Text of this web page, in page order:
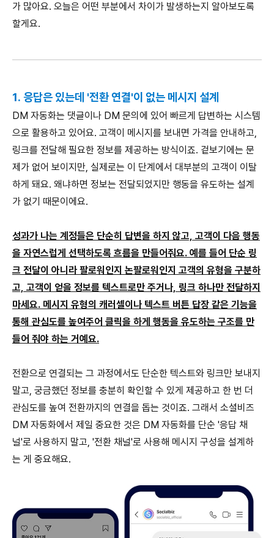
가 많아요. 오늘은 어떤 부분에서 차이가 발생하는지 알아보도록
할게요.
1. 응답은 있는데 '전환 연결'이 없는 메시지 설계
DM 자동화는 댓글이나 DM 문의에 있어 빠르게 답변하는 시스템
으로 활용하고 있어요. 고객이 메시지를 보내면 가격을 안내하고,
링크를 전달해 필요한 정보를 제공하는 방식이죠. 겉보기에는 문
제가 없어 보이지만, 실제로는 이 단계에서 대부분의 고객이 이탈
하게 돼요. 왜냐하면 정보는 전달되었지만 행동을 유도하는 설계
가 없기 때문이에요.
성과가 나는 계정들은 단순히 답변을 하지 않고, 고객이 다음 행동
을 자연스럽게 선택하도록 흐름을 만들어줘요. 예를 들어 단순 링
크 전달이 아니라 팔로워인지 논팔로워인지 고객의 유형을 구분하
고, 고객이 얻을 정보를 텍스트로만 주거나, 링크 하나만 전달하지
마세요. 메시지 유형의 캐러셀이나 텍스트 버튼 답장 같은 기능을
통해 관심도를 높여주어 클릭을 하게 행동을 유도하는 구조를 만
들어 줘야 하는 거예요.
전환으로 연결되는 그 과정에서도 단순한 텍스트와 링크만 보내지
말고, 궁금했던 정보를 충분히 확인할 수 있게 제공하고 한 번 더
관심도를 높여 전환까지의 연결을 돕는 것이죠. 그래서 소셜비즈
DM 자동화에서 제일 중요한 것은 DM 자동화를 단순 '응답 채
널'로 사용하지 말고, '전환 채널'로 사용해 메시지 구성을 설계하
는 게 중요해요.